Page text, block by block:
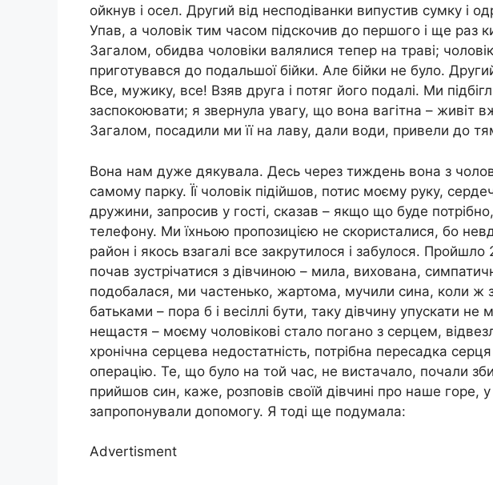
ойкнув і осел. Другий від несподіванки випустив сумку і
Упав, а чоловік тим часом підскочив до першого і ще раз
Загалом, обидва чоловіки валялися тепер на траві;
приготувався до подальшої бійки. Але бійки не було.
Все, мужику, все! Взяв друга і потяг його подалі. Ми
заспокоювати; я звернула увагу, що вона вагітна – живіт
Загалом, посадили ми її на лаву, дали води, привели до
Вона нам дуже дякувала. Десь через тиждень вона з
самому парку. Її чоловік підійшов, потис моєму руку,
дружини, запросив у гості, сказав – якщо що буде
телефону. Ми їхньою пропозицією не скористалися, бо
район і якось взагалі все закрутилося і забулося. Пройшло
почав зустрічатися з дівчиною – мила, вихована,
подобалася, ми частенько, жартома, мучили сина, коли ж
батьками – пора б і весіллі бути, таку дівчину упускати не
нещастя – моєму чоловікові стало погано з серцем,
хронічна серцева недостатність, потрібна пересадка
операцію. Те, що було на той час, не вистачало, почали
прийшов син, каже, розповів своїй дівчині про наше горе,
запропонували допомогу. Я тоді ще подумала:
Advertisment